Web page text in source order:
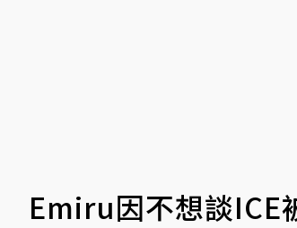
Emiru因不想談ICE